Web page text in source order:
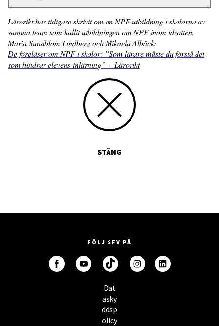
Lärorikt har tidigare skrivit om en NPF-utbildning i skolorna av
samma team som hållit utbildningen om NPF inom idrotten,
Maria Sundblom Lindberg och Mikaela Albäck:
De föreläser om NPF i skolor: ”Som lärare måste du förstå det
som hindrar elevens inlärning” - Lärorikt
STÄNG
FÖLJ SFV PÅ
Dat
asky
ddsp
olicy